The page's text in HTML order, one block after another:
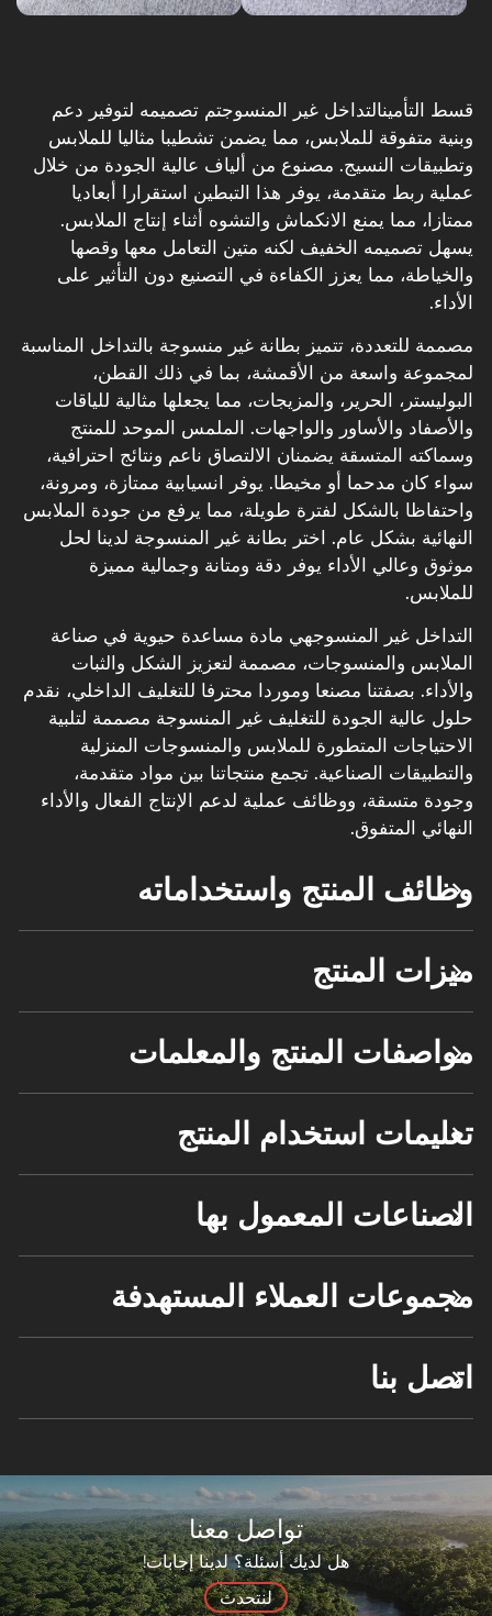
قسط التأمينالتداخل غير المنسوجتم تصميمه لتوفير دعم
وبنية متفوقة للملابس، مما يضمن تشطيبا مثاليا للملابس
وتطبيقات النسيج. مصنوع من ألياف عالية الجودة من خلال
عملية ربط متقدمة، يوفر هذا التبطين استقرارا أبعاديا
ممتازا، مما يمنع الانكماش والتشوه أثناء إنتاج الملابس.
يسهل تصميمه الخفيف لكنه متين التعامل معها وقصها
والخياطة، مما يعزز الكفاءة في التصنيع دون التأثير على
الأداء.
مصممة للتعددة، تتميز بطانة غير منسوجة بالتداخل المناسبة
لمجموعة واسعة من الأقمشة، بما في ذلك القطن،
البوليستر، الحرير، والمزيجات، مما يجعلها مثالية للياقات
والأصفاد والأساور والواجهات. الملمس الموحد للمنتج
وسماكته المتسقة يضمنان الالتصاق ناعم ونتائج احترافية،
سواء كان مدحما أو مخيطا. يوفر انسيابية ممتازة، ومرونة،
واحتفاظا بالشكل لفترة طويلة، مما يرفع من جودة الملابس
النهائية بشكل عام. اختر بطانة غير المنسوجة لدينا لحل
موثوق وعالي الأداء يوفر دقة ومتانة وجمالية مميزة
للملابس.
التداخل غير المنسوجهي مادة مساعدة حيوية في صناعة
الملابس والمنسوجات، مصممة لتعزيز الشكل والثبات
والأداء. بصفتنا مصنعا وموردا محترفا للتغليف الداخلي، نقدم
حلول عالية الجودة للتغليف غير المنسوجة مصممة لتلبية
الاحتياجات المتطورة للملابس والمنسوجات المنزلية
والتطبيقات الصناعية. تجمع منتجاتنا بين مواد متقدمة،
وجودة متسقة، ووظائف عملية لدعم الإنتاج الفعال والأداء
النهائي المتفوق.
وظائف المنتج واستخداماته
ميزات المنتج
مواصفات المنتج والمعلمات
تعليمات استخدام المنتج
الصناعات المعمول بها
مجموعات العملاء المستهدفة
اتصل بنا
تواصل معنا
هل لديك أسئلة؟ لدينا إجابات!
لنتحدث